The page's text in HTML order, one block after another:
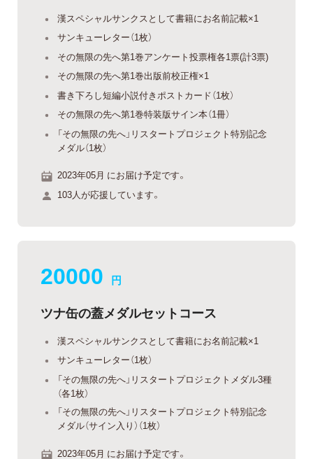
漢スペシャルサンクスとして書籍にお名前記載×1
サンキューレター（1枚）
その無限の先へ第1巻アンケート投票権各1票(計3票)
その無限の先へ第1巻出版前校正権×1
書き下ろし短編小説付きポストカード（1枚）
その無限の先へ第1巻特装版サイン本（1冊）
「その無限の先へ」リスタートプロジェクト特別記念
メダル（1枚）
2023年05月 にお届け予定です。
103人が応援しています。
20000 円
ツナ缶の蓋メダルセットコース
漢スペシャルサンクスとして書籍にお名前記載×1
サンキューレター（1枚）
「その無限の先へ」リスタートプロジェクトメダル3種
（各1枚）
「その無限の先へ」リスタートプロジェクト特別記念
メダル（サイン入り）（1枚）
2023年05月 にお届け予定です。